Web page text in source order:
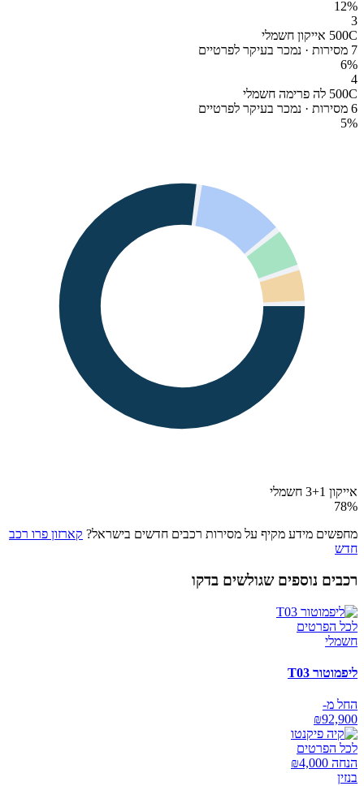
12%
3
500C אייקון חשמלי
7 מסירות · נמכר בעיקר לפרטיים
6%
4
500C לה פרימה חשמלי
6 מסירות · נמכר בעיקר לפרטיים
5%
אייקון 3+1 חשמלי
78%
מחפשים מידע מקיף על מסירות רכבים חדשים בישראל? קארזון פרו רכב
חדש
רכבים נוספים שגולשים בדקו
לכל הפרטים
חשמלי
ליפמוטור T03
החל מ-
₪92,900
לכל הפרטים
הנחה ₪ 4,000
בנזין